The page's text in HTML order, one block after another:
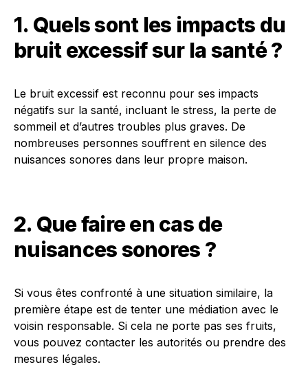
1. Quels sont les impacts du
bruit excessif sur la santé ?
Le bruit excessif est reconnu pour ses impacts
négatifs sur la santé, incluant le stress, la perte de
sommeil et d’autres troubles plus graves. De
nombreuses personnes souffrent en silence des
nuisances sonores dans leur propre maison.
2. Que faire en cas de
nuisances sonores ?
Si vous êtes confronté à une situation similaire, la
première étape est de tenter une médiation avec le
voisin responsable. Si cela ne porte pas ses fruits,
vous pouvez contacter les autorités ou prendre des
mesures légales.